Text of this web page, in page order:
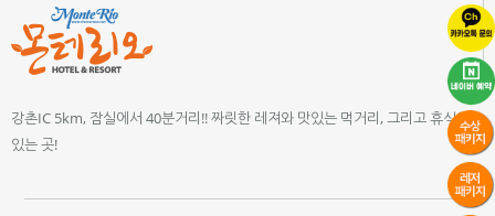
강촌IC 5km, 잠실에서 40분거리!! 짜릿한 레져와 맛있는 먹거리, 그리고 휴식이
있는 곳!